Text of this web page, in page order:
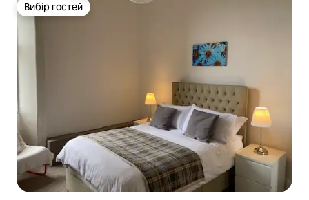
Вибір гостей
Вибір гостей